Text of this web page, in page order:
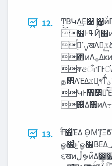
12.
Ͳ͔͜ΒԿΛ͢Ε͹
ࣗ෼ͰߟҊͨ͠΋ͷΛ࡞Βͤͯ΋Β͑Δ‫ػ‬ձͷͳ͞
࣮ࡍʹߟ͑ͯखΛಈ͔͢‫ػ‬ձͷͳ͞
΋ͷΛ࡞Δҝͷٕज़‫܇‬࿅͕օແ
ফඅऀࢭ·ΓͰਂ͘Λ஌Γ͍ͨ޷‫ح‬৺ͷബΕ
த਎ΛΈΔ‫ػ‬ձ͕গͳͯ͘‫ͳʹؾ‬Βͳ͍ͷͰ͸
13.
ͬ͘͟Γ΍ͬͯΈΔ
ௐ΂͍ͨͱ͖ʹௐ΂ΒΕΔ‫ڥ؀‬੔උ
૬खͷ‫ڵ‬ຯͷ͋Δ෼໺Λ۷ΓԼ͛ͯ‫ט‬Έࡅ͍ͯ঺հ